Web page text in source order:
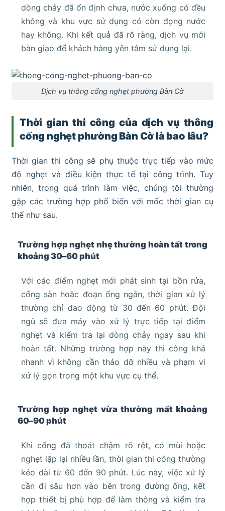
dòng chảy đã ổn định chưa, nước xuống có đều
không và khu vực sử dụng có còn đọng nước
hay không. Khi kết quả đã rõ ràng, dịch vụ mới
bàn giao để khách hàng yên tâm sử dụng lại.
Dịch vụ thông cống nghẹt phường Bàn Cờ
Thời gian thi công của dịch vụ thông
cống nghẹt phường Bàn Cờ là bao lâu?
Thời gian thi công sẽ phụ thuộc trực tiếp vào mức
độ nghẹt và điều kiện thực tế tại công trình. Tuy
nhiên, trong quá trình làm việc, chúng tôi thường
gặp các trường hợp phổ biến với mốc thời gian cụ
thể như sau.
Trường hợp nghẹt nhẹ thường hoàn tất trong
khoảng 30–60 phút
Với các điểm nghẹt mới phát sinh tại bồn rửa,
cống sàn hoặc đoạn ống ngắn, thời gian xử lý
thường chỉ dao động từ 30 đến 60 phút. Đội
ngũ sẽ đưa máy vào xử lý trực tiếp tại điểm
nghẹt và kiểm tra lại dòng chảy ngay sau khi
hoàn tất. Những trường hợp này thi công khá
nhanh vì không cần tháo dỡ nhiều và phạm vi
xử lý gọn trong một khu vực cụ thể.
Trường hợp nghẹt vừa thường mất khoảng
60–90 phút
Khi cống đã thoát chậm rõ rệt, có mùi hoặc
nghẹt lặp lại nhiều lần, thời gian thi công thường
kéo dài từ 60 đến 90 phút. Lúc này, việc xử lý
cần đi sâu hơn vào bên trong đường ống, kết
hợp thiết bị phù hợp để làm thông và kiểm tra